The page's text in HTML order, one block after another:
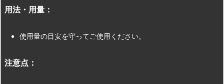
用法・用量：
使用量の目安を守ってご使用ください。
注意点：